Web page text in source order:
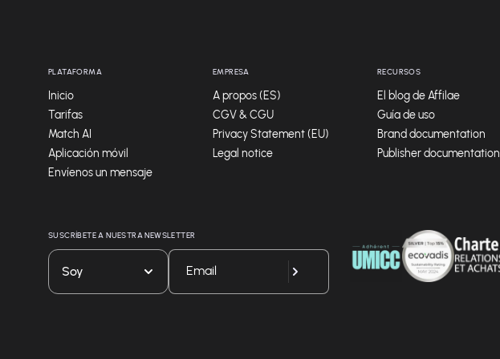
PLATAFORMA
Inicio
Tarifas
Match AI
Aplicación móvil
Envíenos un mensaje
EMPRESA
A propos (ES)
CGV & CGU
Privacy Statement (EU)
Legal notice
RECURSOS
El blog de Affilae
Guía de uso
Brand documentation
Publisher documentation
SUSCRÍBETE A NUESTRA NEWSLETTER
Soy